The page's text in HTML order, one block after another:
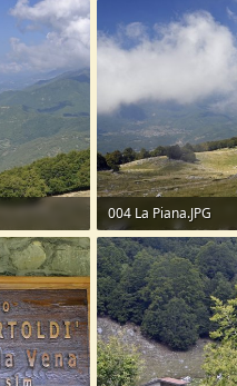
004 La Piana.JPG
210,9 KB · Visite: 130